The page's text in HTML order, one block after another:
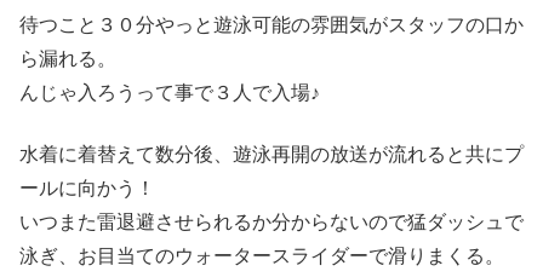
待つこと３０分やっと遊泳可能の雰囲気がスタッフの口か
ら漏れる。
んじゃ入ろうって事で３人で入場♪
水着に着替えて数分後、遊泳再開の放送が流れると共にプ
ールに向かう！
いつまた雷退避させられるか分からないので猛ダッシュで
泳ぎ、お目当てのウォータースライダーで滑りまくる。